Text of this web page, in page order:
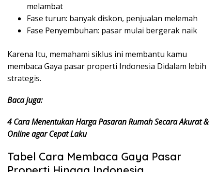
melambat
Fase turun: banyak diskon, penjualan melemah
Fase Penyembuhan: pasar mulai bergerak naik
Karena Itu, memahami siklus ini membantu kamu
membaca Gaya pasar properti Indonesia Didalam lebih
strategis.
Baca juga:
4 Cara Menentukan Harga Pasaran Rumah Secara Akurat &
Online agar Cepat Laku
Tabel Cara Membaca Gaya Pasar